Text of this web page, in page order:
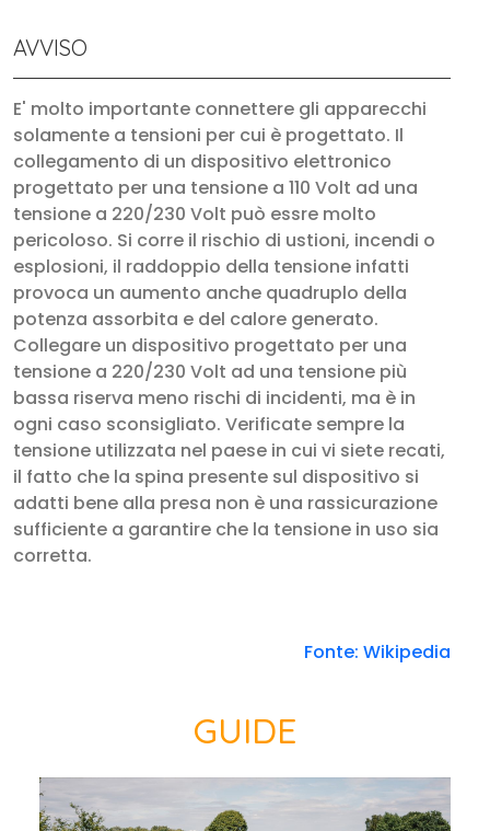
AVVISO
E' molto importante connettere gli apparecchi
solamente a tensioni per cui è progettato. Il
collegamento di un dispositivo elettronico
progettato per una tensione a 110 Volt ad una
tensione a 220/230 Volt può essre molto
pericoloso. Si corre il rischio di ustioni, incendi o
esplosioni, il raddoppio della tensione infatti
provoca un aumento anche quadruplo della
potenza assorbita e del calore generato.
Collegare un dispositivo progettato per una
tensione a 220/230 Volt ad una tensione più
bassa riserva meno rischi di incidenti, ma è in
ogni caso sconsigliato. Verificate sempre la
tensione utilizzata nel paese in cui vi siete recati,
il fatto che la spina presente sul dispositivo si
adatti bene alla presa non è una rassicurazione
sufficiente a garantire che la tensione in uso sia
corretta.
Fonte: Wikipedia
GUIDE